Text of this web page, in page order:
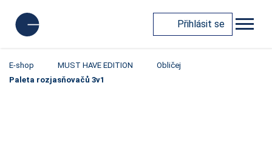
Přihlásit se
E-shop MUST HAVE EDITION
Obličej
Paleta rozjasňovačů 3v1